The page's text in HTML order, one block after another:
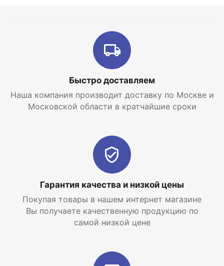
Тип стабилизатора Электронный
Тип входного напряжения Однофазное
Полная мощность, ВА 888.00
Активная мощность, Вт 650.00
Мин. входное напряжение (предельное), В 145.00
Количество выходных розеток, шт Нет
Габариты (ВхШхГ), мм 169 x 210 x 101
Вес (нетто), кг 2.50
Производитель Teplocom
Страна производителя Россия
Быстро доставляем
Наша компания производит доставку по Москве и
Московской области в кратчайшие сроки
Гарантия качества и низкой цены
Покупая товары в нашем интернет магазине
Вы получаете качественную продукцию по
самой низкой цене